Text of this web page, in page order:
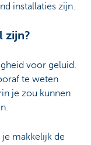
installaties zijn.
zijn?
voor geluid.
te weten
je zou kunnen
makkelijk de